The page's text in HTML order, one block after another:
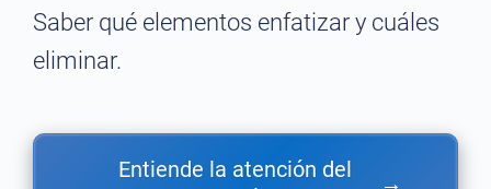
Saber qué elementos enfatizar y cuáles
eliminar.
Entiende la atención del